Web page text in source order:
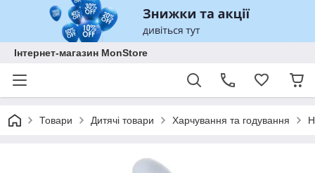
Інтернет-магазин MonStore
Товари Дитячі товари Харчування та годування